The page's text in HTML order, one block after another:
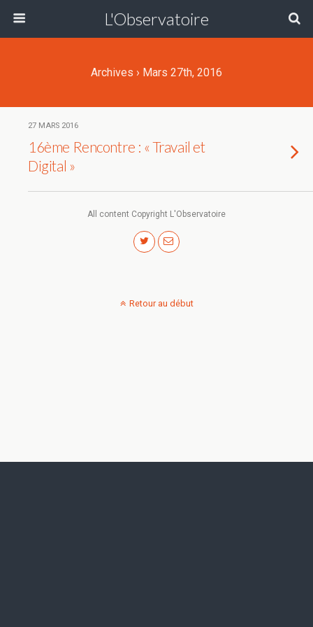
L'Observatoire
Archives › Mars 27th, 2016
27 MARS 2016
16ème Rencontre : « Travail et
Digital »
All content Copyright L'Observatoire
Retour au début